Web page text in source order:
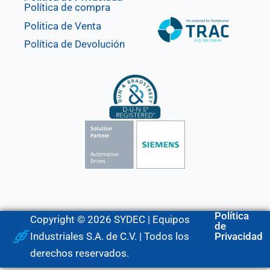
Política de compra
Politica de Venta
Política de Devolución
Copyright © 2026 SYDEC | Equipos
Industriales S.A. de C.V. | Todos los
derechos reservados.
Política
de
Privacidad